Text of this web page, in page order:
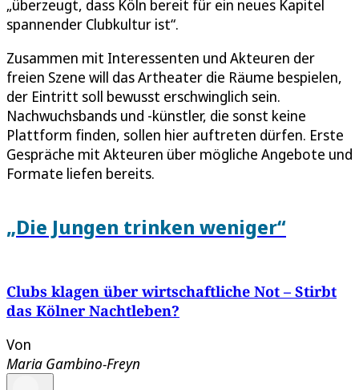
„überzeugt, dass Köln bereit für ein neues Kapitel
spannender Clubkultur ist“.
Zusammen mit Interessenten und Akteuren der
freien Szene will das Artheater die Räume bespielen,
der Eintritt soll bewusst erschwinglich sein.
Nachwuchsbands und -künstler, die sonst keine
Plattform finden, sollen hier auftreten dürfen. Erste
Gespräche mit Akteuren über mögliche Angebote und
Formate liefen bereits.
„Die Jungen trinken weniger“
Clubs klagen über wirtschaftliche Not – Stirbt
das Kölner Nachtleben?
Von
Maria Gambino-Freyn